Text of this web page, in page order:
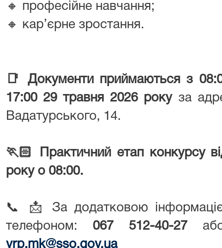
🔸 професійне навчання;
🔸 кар’єрне зростання.
📑 Документи приймаються з
17:00 29 травня 2026 рокуза
Вадатурського, 14.
🏃🏻
Практичний етап конкурсу
року о 08:00.
📞 📩 За додатковою
телефоном: 067 512-40-27
vrp.mk@sso.gov.ua